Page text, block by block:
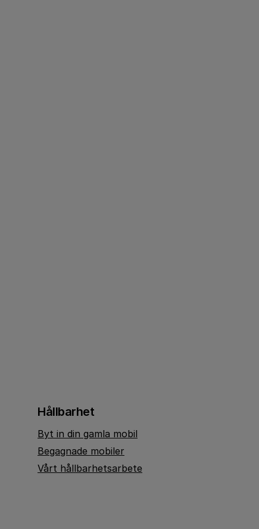
Hållbarhet
Byt in din gamla mobil
Begagnade mobiler
Vårt hållbarhetsarbete